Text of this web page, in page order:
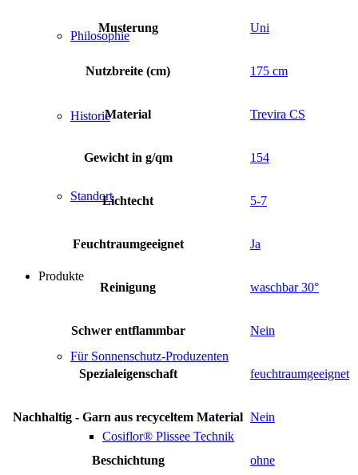
Philosophie
Historie
Standort
Produkte
Für Sonnenschutz-Produzenten
Cosiflor® Plissee Technik
Musterung Uni
Nutzbreite (cm) 175 cm
Material Trevira CS
Gewicht in g/qm 154
Lichtecht 5-7
Feuchtraumgeeignet Ja
Reinigung waschbar 30°
Schwer entflammbar Nein
Spezialeigenschaft feuchtraumgeeignet
Nachhaltig - Garn aus recyceltem Material Nein
Beschichtung ohne